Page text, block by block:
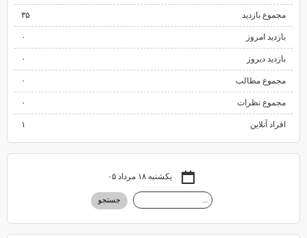
مجموع بازدید ۳۵
بازدید امروز ۰
بازدید دیروز ۰
مجموع مطالب ۰
مجموع نظرات ۰
افراد آنلاین ۱
یکشنبه ۱۸ مرداد ۰۵